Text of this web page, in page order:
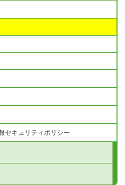
セキュリティポリシー